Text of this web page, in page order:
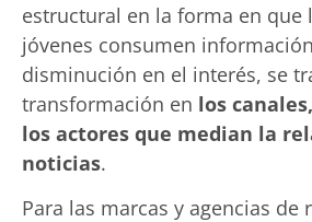
estructural en la forma en que
jóvenes consumen
disminución en el interés, se
transformación en los
los actores que median la
noticias.
Para las marcas y agencias de